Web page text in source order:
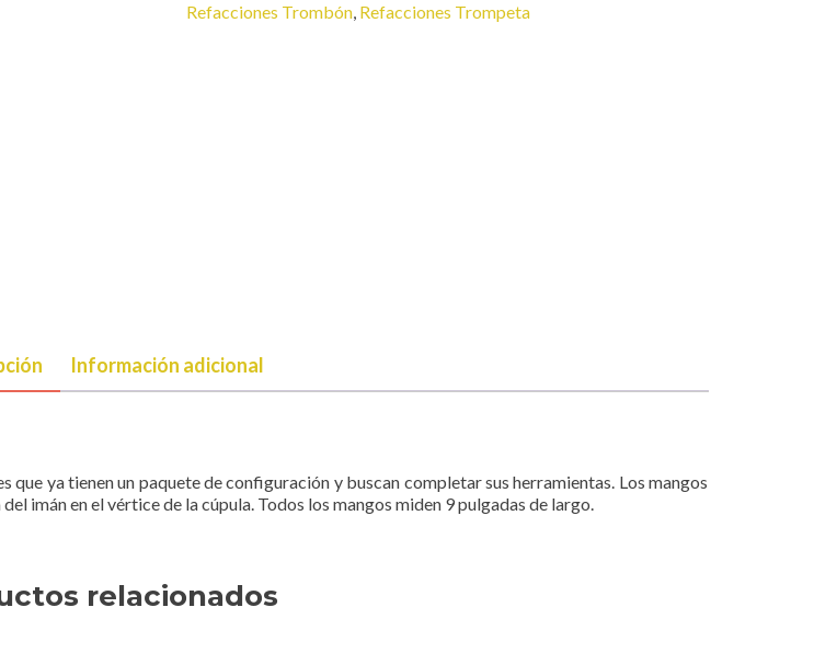
cantidad
Refacciones Trombón, Refacciones Trompeta
Información adicional
ya tienen un paquete de configuración y buscan completar sus herramientas. Los mangos
imán en el vértice de la cúpula. Todos los mangos miden 9 pulgadas de largo.
relacionados